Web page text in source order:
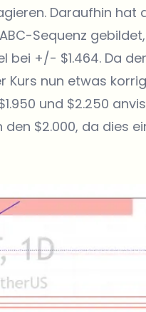
Daraufhin hat
Sequenz
bei +/- $1.464. Da
nun etwas
und $2.250
$2.000, da dies